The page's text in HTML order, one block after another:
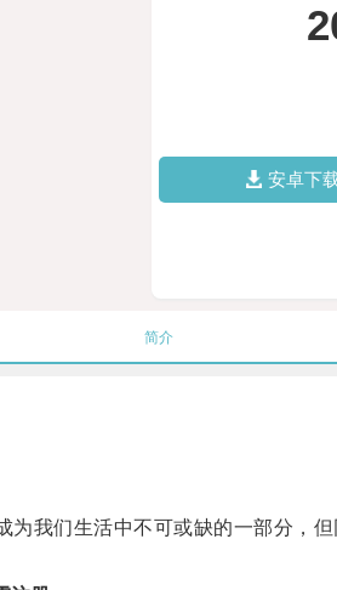
安卓下
简介
我们生活中不可或缺的一部分，但